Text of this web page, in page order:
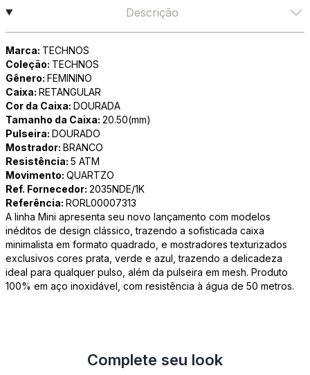
Descrição
Marca: TECHNOS
Coleção: TECHNOS
Gênero: FEMININO
Caixa: RETANGULAR
Cor da Caixa: DOURADA
Tamanho da Caixa: 20.50(mm)
Pulseira: DOURADO
Mostrador: BRANCO
Resistência: 5 ATM
Movimento: QUARTZO
Ref. Fornecedor: 2035NDE/1K
Referência: RORL00007313
A linha Mini apresenta seu novo lançamento com modelos
inéditos de design clássico, trazendo a sofisticada caixa
minimalista em formato quadrado, e mostradores texturizados
exclusivos cores prata, verde e azul, trazendo a delicadeza
ideal para qualquer pulso, além da pulseira em mesh. Produto
100% em aço inoxidável, com resistência à água de 50 metros.
Complete seu look